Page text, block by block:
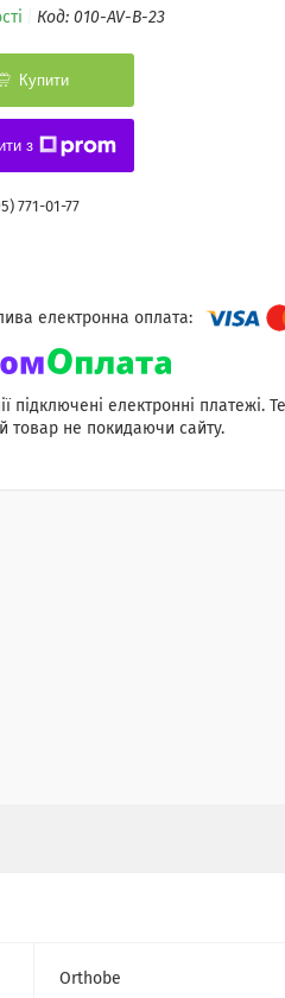
Код: 010-AV-B-23
Купити
з
771-01-77
підключені електронні платежі.
товар не покидаючи сайту.
Orthobe